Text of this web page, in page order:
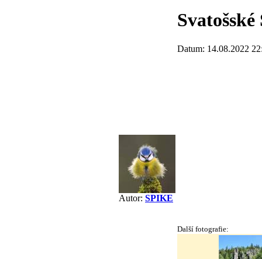
Autor: SPIKE
Datum: 14.08.2022
Další fotografie: